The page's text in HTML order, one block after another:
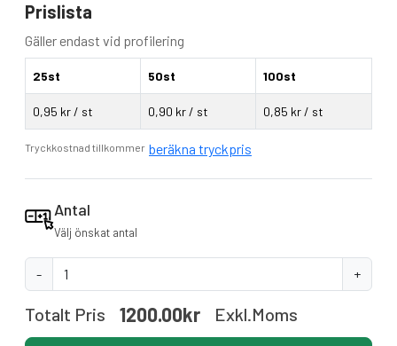
Prislista
Gäller endast vid profilering
25st 50st 100st
0,95 kr / st 0,90 kr / st 0,85 kr / st
Tryckkostnad tillkommer beräkna tryckpris
Antal
Välj önskat antal
- +
Totalt Pris 1200.00kr Exkl.moms